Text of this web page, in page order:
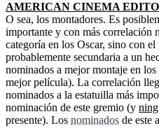
AMERICAN CINEMA
O sea, los montadores. Es
importante y con más correlación
categoría en los Oscar, sino con
probablemente secundaria a un
nominados a mejor montaje en
mejor película). La correlación
nominados a la estatuilla más
nominación de este gremio (y
presente). Los nominados de este